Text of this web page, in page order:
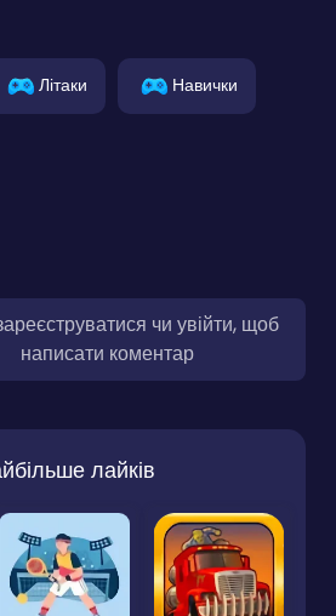
Літаки Навички
чи увійти, щоб
написати коментар
лайків